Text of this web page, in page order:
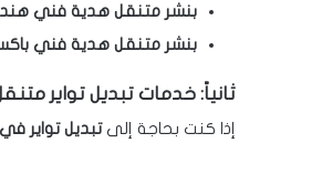
بنشر متنقل هدية فني
بنشر متنقل هدية فني
ثانياً: خدمات تبديل تواير
إذا كنت بحاجة إلىتبديل تواير